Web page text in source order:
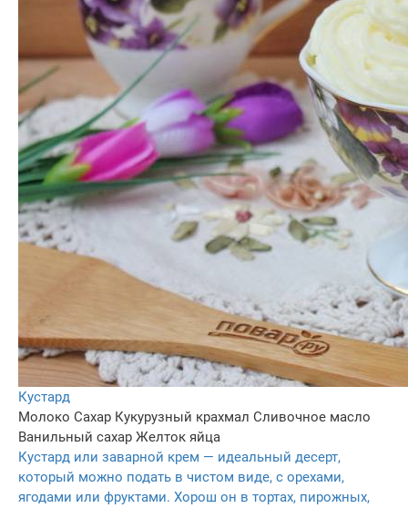
Кустард
Молоко Сахар Кукурузный крахмал Сливочное масло
Ванильный сахар Желток яйца
Кустард или заварной крем — идеальный десерт,
который можно подать в чистом виде, с орехами,
ягодами или фруктами. Хорош он в тортах, пирожных,